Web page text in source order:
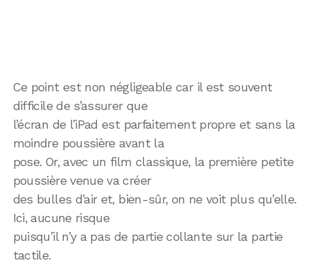
Ce point est non négligeable car il est souvent
difficile de s’assurer que
l’écran de l’iPad est parfaitement propre et sans la
moindre poussière avant la
pose. Or, avec un film classique, la première petite
poussière venue va créer
des bulles d’air et, bien-sûr, on ne voit plus qu’elle.
Ici, aucune risque
puisqu’il n’y a pas de partie collante sur la partie
tactile.